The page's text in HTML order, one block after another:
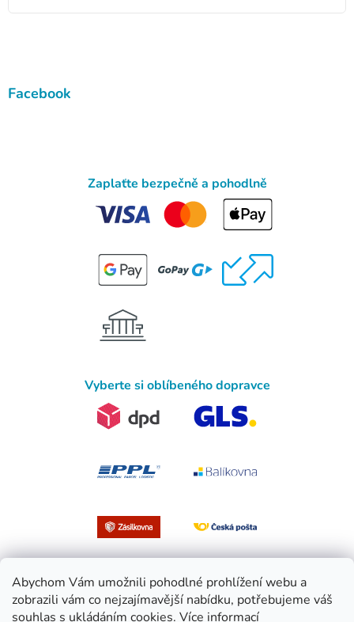
Abychom Vám umožnili pohodlné prohlížení webu a
zobrazili vám co nejzajímavější nabídku, potřebujeme váš
souhlas s ukládáním cookies. Více informací
Facebook
Zaplaťte bezpečně a pohodlně
Vyberte si oblíbeného dopravce